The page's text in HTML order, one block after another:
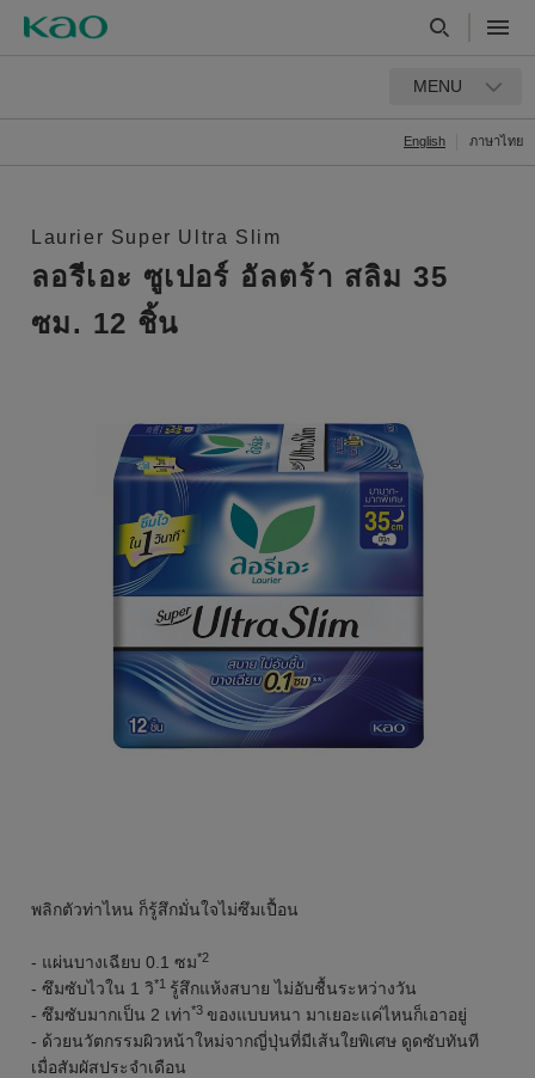
MENU
English ภาษาไทย
Laurier Super Ultra Slim
ลอรีเอะ ซูเปอร์ อัลตร้า สลิม 35
ซม. 12 ชิ้น
พลิกตัวท่าไหน ก็รู้สึกมั่นใจไม่ซึมเปื้อน
- แผ่นบางเฉียบ 0.1 ซม*2
- ซึมซับไวใน 1 วิ*1 รู้สึกแห้งสบาย ไม่อับชื้นระหว่างวัน
- ซึมซับมากเป็น 2 เท่า*3 ของแบบหนา มาเยอะแค่ไหนก็เอาอยู่
- ด้วยนวัตกรรมผิวหน้าใหม่จากญี่ปุ่นที่มีเส้นใยพิเศษ ดูดซับทันที
เมื่อสัมผัสประจำเดือน